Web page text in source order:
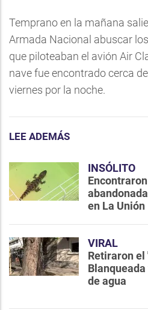
Temprano en la mañana
Armada Nacional abuscar
que piloteaban el avión Air
nave fue encontrado cerca
viernes por la noche.
LEE ADEMÁS
INSÓLITO
en La Unión
VIRAL
Retiraron el
de agua